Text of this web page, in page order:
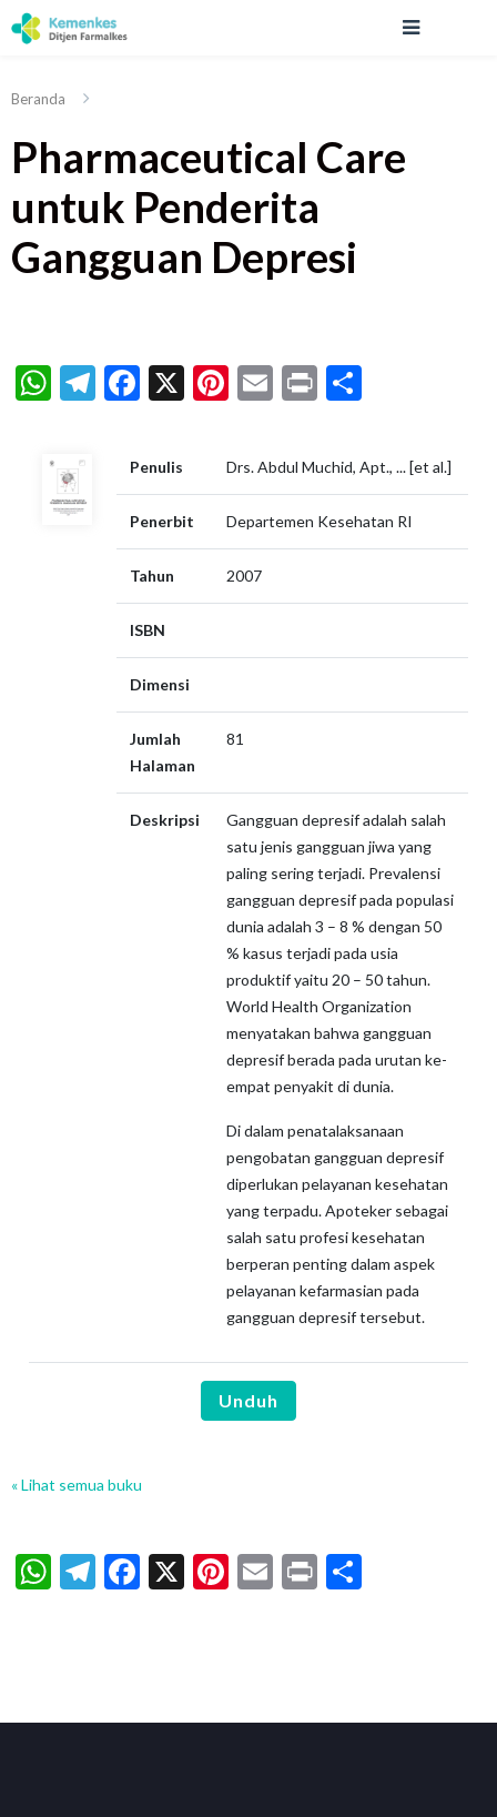
Beranda
Pharmaceutical Care
untuk Penderita
Gangguan Depresi
WhatsApp
Telegram
Facebook
X Pinterest
Email
Print
Penulis Drs. Abdul Muchid, Apt., ... [et al.]
Penerbit Departemen Kesehatan RI
Tahun 2007
ISBN
Dimensi
Jumlah
Halaman
81
Deskripsi
Gangguan depresif adalah salah
satu jenis gangguan jiwa yang
paling sering terjadi. Prevalensi
gangguan depresif pada populasi
dunia adalah 3 – 8 % dengan 50
% kasus terjadi pada usia
produktif yaitu 20 – 50 tahun.
World Health Organization
menyatakan bahwa gangguan
depresif berada pada urutan ke-
empat penyakit di dunia.
Di dalam penatalaksanaan
pengobatan gangguan depresif
diperlukan pelayanan kesehatan
yang terpadu. Apoteker sebagai
salah satu profesi kesehatan
berperan penting dalam aspek
pelayanan kefarmasian pada
gangguan depresif tersebut.
Unduh
« Lihat semua buku
WhatsApp
Telegram
Facebook
X Pinterest
Email
Print